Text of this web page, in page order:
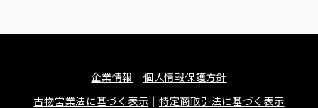
企業情報
個人情報保護方針
古物営業法に基づく表示
特定商取引法に基づく表示